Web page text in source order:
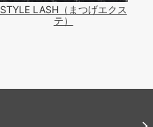
STYLE LASH（まつげエクス
テ）